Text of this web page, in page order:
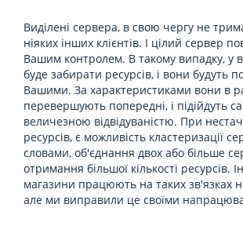
Виділені сервера, в свою чергу не
ніяких інших клієнтів. І цілий сервер
Вашим контролем. В такому випадку, у
буде забирати ресурсів, і вони будуть
Вашими. За характеристиками вони в
перевершують попередні, і підійдуть
величезною відвідуваністю. При
ресурсів, є можливість кластеризації
словами, об'єднання двох або більше
отримання більшої кількості ресурсів.
магазини працюють на таких зв'язках
але ми виправили це своїми